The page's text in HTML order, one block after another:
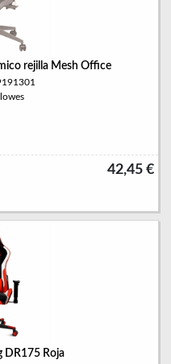
rejilla Mesh Office
42,45 €
DR175 Roja